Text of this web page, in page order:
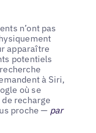
n’ont pas
apparaître
potentiels
à Siri,
où se
recharge
proche — par